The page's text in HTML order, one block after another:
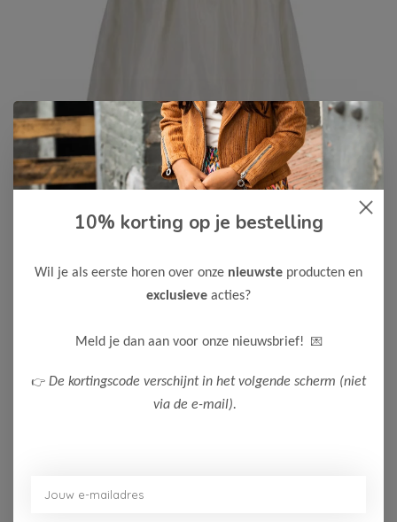
Like Flo
Like Flo Meisjes Jurk Maika
10% korting op je bestelling
Wil je als eerste horen over onze nieuwste producten en
exclusieve acties?
Meld je dan aan voor onze nieuwsbrief! 💌
👉 De kortingscode verschijnt in het volgende scherm (niet
via de e-mail).